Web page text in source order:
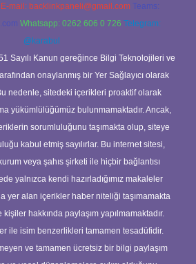
E-mail: backlinkpaneli@gmail.com Teams:
Whatsapp: 0262 606 0 726 Telegram:
@karabul
Sayılı Kanun gereğince Bilgi Teknolojileri ve
onaylanmış bir Yer Sağlayıcı olarak
nedenle, sitedeki içerikleri proaktif olarak
yükümlülüğümüz bulunmamaktadır. Ancak,
sorumluluğunu taşımakta olup, siteye
kabul etmiş sayılırlar. Bu internet sitesi,
veya şahıs şirketi ile hiçbir bağlantısı
yalnızca kendi hazırladığımız makaleler
yer alan içerikler haber niteliği taşımamakta
hakkında paylaşım yapılmamaktadır.
ile isim benzerlikleri tamamen tesadüfidir.
ve tamamen ücretsiz bir bilgi paylaşım